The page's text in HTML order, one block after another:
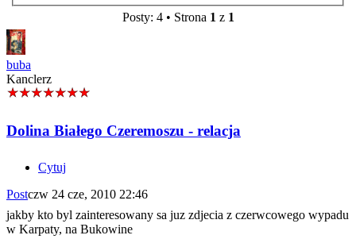
Posty: 4 • Strona 1 z 1
buba
Kanclerz
Dolina Białego Czeremoszu - relacja
Cytuj
Postczw 24 cze, 2010 22:46
jakby kto byl zainteresowany sa juz zdjecia z czerwcowego wypadu
w Karpaty, na Bukowine